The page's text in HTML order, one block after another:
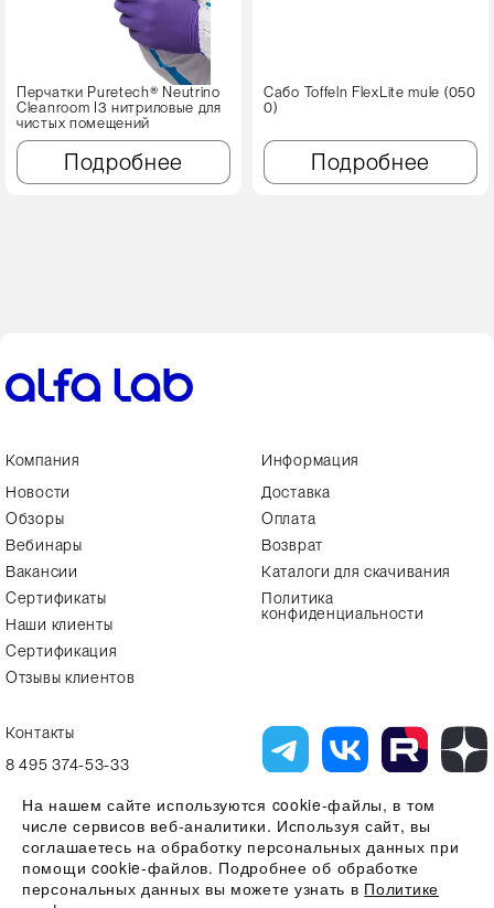
Перчатки Puretech® Neutrino
Cleanroom I3 нитриловые для
чистых помещений
Подробнее
Сабо Toffeln FlexLite mule (050
0)
Подробнее
Компания
Новости
Обзоры
Вебинары
Вакансии
Сертификаты
Наши клиенты
Сертификация
Отзывы клиентов
Информация
Доставка
Оплата
Возврат
Каталоги для скачивания
Политика
конфиденциальности
Контакты
8 495 374-53-33
Вся представленная на сайте информация, касающаяся технических
характеристик, наличия на складе, стоимости товаров, носит
информационный характер и ни при каких условиях не является
На нашем сайте используются cookie-файлы, в том
числе сервисов веб-аналитики. Используя сайт, вы
соглашаетесь на обработку персональных данных при
помощи cookie-файлов. Подробнее об обработке
персональных данных вы можете узнать в Политике